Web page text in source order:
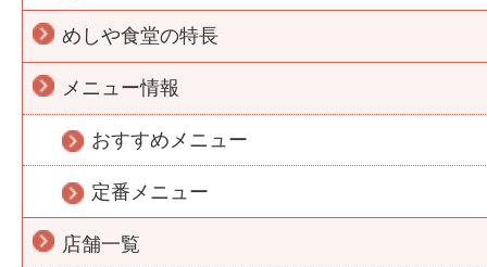
めしや食堂の特長
メニュー情報
おすすめメニュー
定番メニュー
店舗一覧